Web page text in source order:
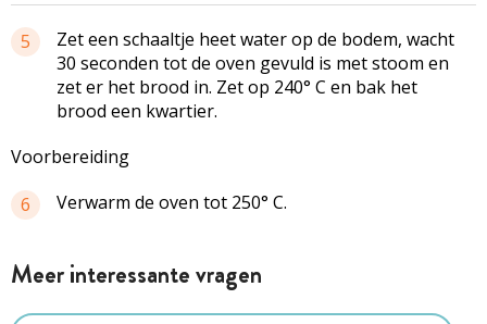
5
Zet een schaaltje heet water op de bodem, wacht
30 seconden tot de oven gevuld is met stoom en
zet er het brood in. Zet op 240° C en bak het
brood een kwartier.
Voorbereiding
6
Verwarm de oven tot 250° C.
Meer interessante vragen